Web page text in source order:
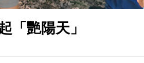
「艷陽天」